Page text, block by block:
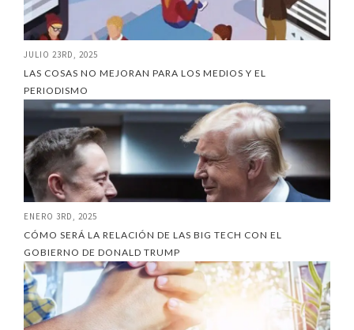
JULIO 23RD, 2025
LAS COSAS NO MEJORAN PARA LOS MEDIOS Y EL
PERIODISMO
ENERO 3RD, 2025
CÓMO SERÁ LA RELACIÓN DE LAS BIG TECH CON EL
GOBIERNO DE DONALD TRUMP